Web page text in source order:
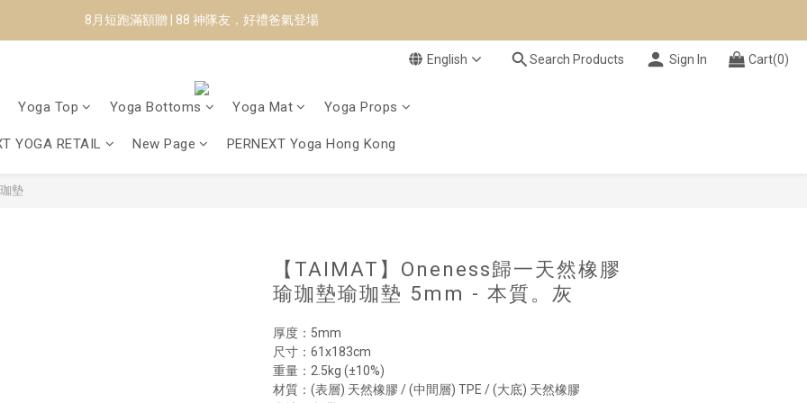
8月短跑滿額贈 | 88 神隊友，好禮爸氣登場
8月短跑滿額贈 | 88 神隊友，好禮爸氣登場
Manduka-跟著青蛙去旅行｜快閃第二站-台南
8月短跑滿額贈 | 88 神隊友，好禮爸氣登場
English Search Products Sign In Cart(0)
Yoga Top Yoga Bottoms Yoga Mat Yoga Props
YOGA RETAIL New Page PERNEXT Yoga Hong Kong
墊
【TAIMAT】Oneness歸一天然橡膠
瑜珈墊瑜珈墊 5mm - 本質。灰
厚度：5mm
尺寸：61x183cm
重量：2.5kg (±10%)
材質：(表層) 天然橡膠 / (中間層) TPE / (大底) 天然橡膠